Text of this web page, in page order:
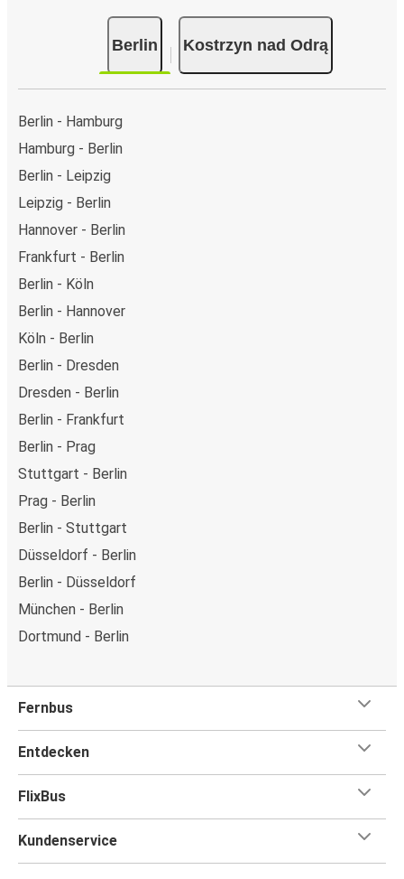
Berlin Kostrzyn nad Odrą
Berlin - Hamburg
Hamburg - Berlin
Berlin - Leipzig
Leipzig - Berlin
Hannover - Berlin
Frankfurt - Berlin
Berlin - Köln
Berlin - Hannover
Köln - Berlin
Berlin - Dresden
Dresden - Berlin
Berlin - Frankfurt
Berlin - Prag
Stuttgart - Berlin
Prag - Berlin
Berlin - Stuttgart
Düsseldorf - Berlin
Berlin - Düsseldorf
München - Berlin
Dortmund - Berlin
Fernbus
Entdecken
FlixBus
Kundenservice